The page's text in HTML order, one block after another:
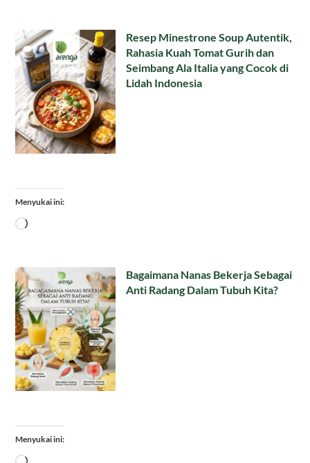
Resep Minestrone Soup Autentik,
Rahasia Kuah Tomat Gurih dan
Seimbang Ala Italia yang Cocok di
Lidah Indonesia
Menyukai ini:
Memuat...
Bagaimana Nanas Bekerja Sebagai
Anti Radang Dalam Tubuh Kita?
Menyukai ini: